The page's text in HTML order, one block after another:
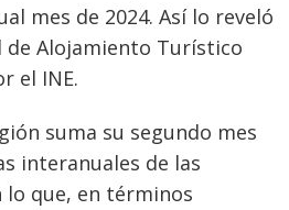
mes de 2024. Así lo reveló
de Alojamiento Turístico
el INE.
suma su segundo mes
interanuales de las
lo que, en términos